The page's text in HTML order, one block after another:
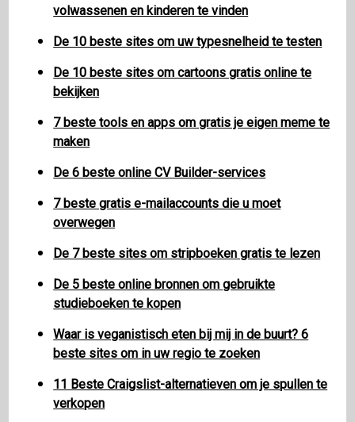
volwassenen en kinderen te vinden
De 10 beste sites om uw typesnelheid te testen
De 10 beste sites om cartoons gratis online te
bekijken
7 beste tools en apps om gratis je eigen meme te
maken
De 6 beste online CV Builder-services
7 beste gratis e-mailaccounts die u moet
overwegen
De 7 beste sites om stripboeken gratis te lezen
De 5 beste online bronnen om gebruikte
studieboeken te kopen
Waar is veganistisch eten bij mij in de buurt? 6
beste sites om in uw regio te zoeken
11 Beste Craigslist-alternatieven om je spullen te
verkopen